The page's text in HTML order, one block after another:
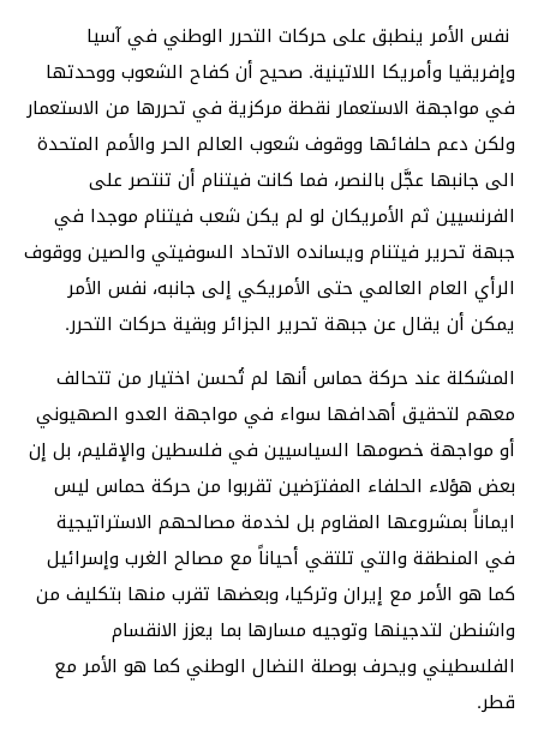
نفس الأمر ينطبق على حركات التحرر الوطني في آسيا
وإفريقيا وأمريكا اللاتينية. صحيح أن كفاح الشعوب ووحدتها
في مواجهة الاستعمار نقطة مركزية في تحررها من الاستعمار
ولكن دعم حلفائها ووقوف شعوب العالم الحر والأمم المتحدة
الى جانبها عجَّل بالنصر، فما كانت فيتنام أن تنتصر على
الفرنسيين ثم الأمريكان لو لم يكن شعب فيتنام موجدا في
جبهة تحرير فيتنام ويسانده الاتحاد السوفيتي والصين ووقوف
الرأي العام العالمي حتى الأمريكي إلى جانبه، نفس الأمر
يمكن أن يقال عن جبهة تحرير الجزائر وبقية حركات التحرر.
المشكلة عند حركة حماس أنها لم تُحسن اختيار من تتحالف
معهم لتحقيق أهدافها سواء في مواجهة العدو الصهيوني
أو مواجهة خصومها السياسيين في فلسطين والإقليم، بل إن
بعض هؤلاء الحلفاء المفترَضين تقربوا من حركة حماس ليس
ايماناً بمشروعها المقاوم بل لخدمة مصالحهم الاستراتيجية
في المنطقة والتي تلتقي أحياناً مع مصالح الغرب وإسرائيل
كما هو الأمر مع إيران وتركيا، وبعضها تقرب منها بتكليف من
واشنطن لتدجينها وتوجيه مسارها بما يعزز الانقسام
الفلسطيني ويحرف بوصلة النضال الوطني كما هو الأمر مع
قطر.